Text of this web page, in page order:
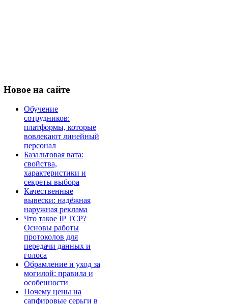
Новое на сайте
Обучение
сотрудников:
платформы, которые
вовлекают линейный
персонал
Базальтовая вата:
свойства,
характеристики и
секреты выбора
Качественные
вывески: надёжная
наружная реклама
Что такое IP TCP?
Основы работы
протоколов для
передачи данных и
голоса
Обрамление и уход за
могилой: правила и
особенности
Почему цены на
сапфировые серьги в